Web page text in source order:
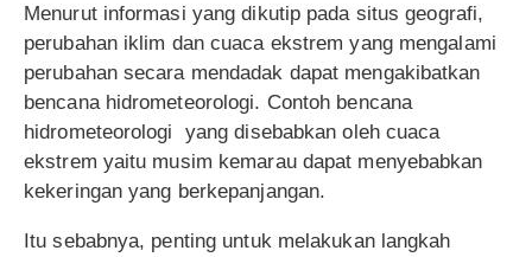
Menurut informasi yang dikutip pada situs geografi,
perubahan iklim dan cuaca ekstrem yang mengalami
perubahan secara mendadak dapat mengakibatkan
bencana hidrometeorologi. Contoh bencana
hidrometeorologi yang disebabkan oleh cuaca
ekstrem yaitu musim kemarau dapat menyebabkan
kekeringan yang berkepanjangan.
Itu sebabnya, penting untuk melakukan langkah